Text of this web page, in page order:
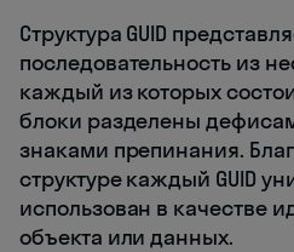
Структура GUID
последовательность из
каждый из которых
блоки разделены
знаками препинания.
структуре каждый GUID
использован в качестве
объекта или данных.